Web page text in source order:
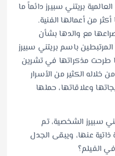
بريتني سبيرز دائماً ما
من أعمالها الفنية.
مع والدها بشأن
المرتبطين باسم بريتني سبيرز
طرحت مذكراتها في تشرين
2023، قدمت من خلاله الكثير من الأسرار
وعلاقاتها، حملها
سبيرز الشخصية، تم
عنها، ويبقى الجدل
الفيلم؟